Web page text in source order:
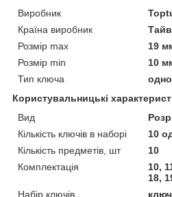
Виробник
Країна виробник
Розмір max
19
Розмір min
10
Тип ключа
Користувальницькі
Вид
Кількість ключів в наборі
10
Кількість предметів, шт
10
Комплектація
10,
18,
Набір ключів